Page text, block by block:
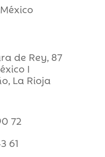
de Rey, 87
I
La Rioja
72
61